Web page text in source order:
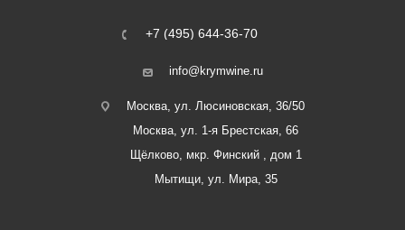
+7 (495) 644-36-70
info@krymwine.ru
Москва, ул. Люсиновская, 36/50
Москва, ул. 1-я Брестская, 66
Щёлково, мкр. Финский , дом 1
Мытищи, ул. Мира, 35